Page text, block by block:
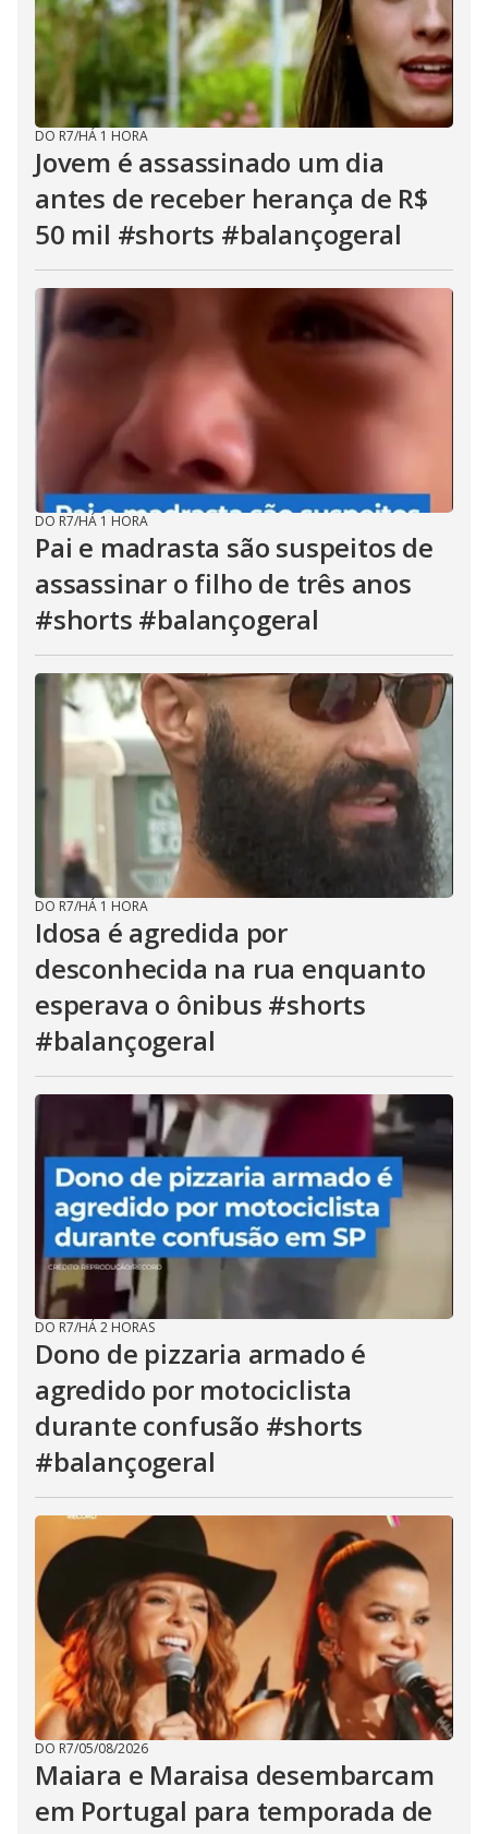
DO R7/HÁ 1 HORA
Jovem é assassinado um dia
antes de receber herança de R$
50 mil #shorts #balançogeral
DO R7/HÁ 1 HORA
Pai e madrasta são suspeitos de
assassinar o filho de três anos
#shorts #balançogeral
DO R7/HÁ 1 HORA
Idosa é agredida por
desconhecida na rua enquanto
esperava o ônibus #shorts
#balançogeral
DO R7/HÁ 2 HORAS
Dono de pizzaria armado é
agredido por motociclista
durante confusão #shorts
#balançogeral
DO R7/05/08/2026
Maiara e Maraisa desembarcam
em Portugal para temporada de